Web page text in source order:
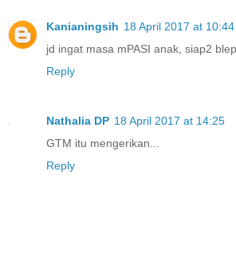
Kanianingsih 18 April 2017 at 10:44
jd ingat masa mPASI anak, siap2
Reply
Nathalia DP 18 April 2017 at 14:25
GTM itu mengerikan...
Reply